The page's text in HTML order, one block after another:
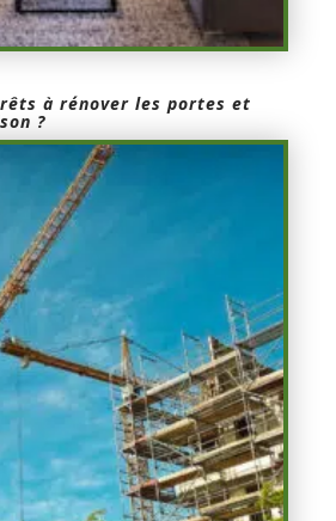
à rénover les portes et
?